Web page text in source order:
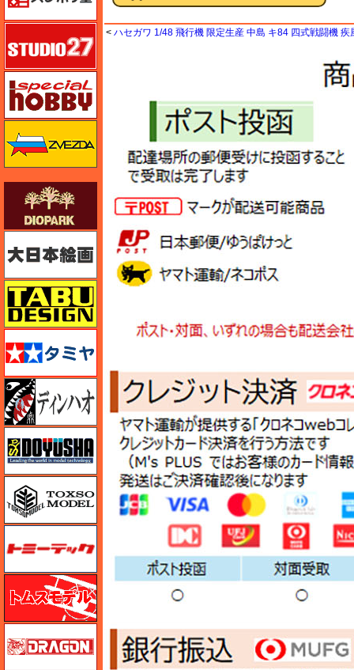
< ハセガワ 1/48 飛行機 限定生産 中島 キ84 四式戦闘機 疾
スタジオ27・タブデザイン
ズベズダ（Zvezda）
ダイオパーク（diopark）
大日本絵画
タブデザイン・スタジオ27
ディン・ハオ
童友社
トキソモデル（toxso_model）
トムスモデル
ドラゴン